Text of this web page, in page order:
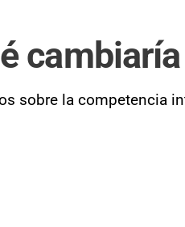
sobre la competencia